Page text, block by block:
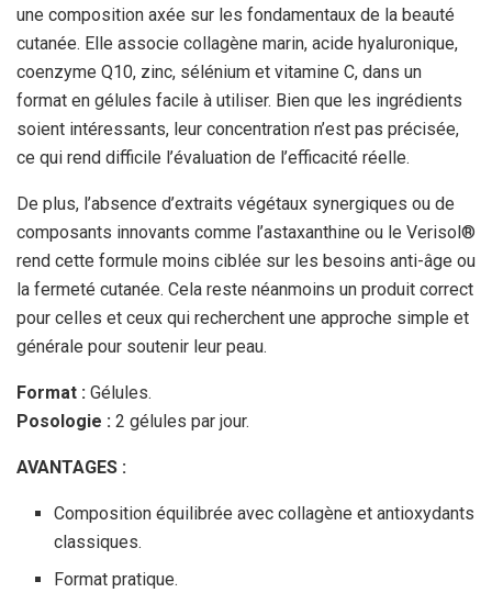
une composition axée sur les fondamentaux de la beauté
cutanée. Elle associe collagène marin, acide hyaluronique,
coenzyme Q10, zinc, sélénium et vitamine C, dans un
format en gélules facile à utiliser. Bien que les ingrédients
soient intéressants, leur concentration n’est pas précisée,
ce qui rend difficile l’évaluation de l’efficacité réelle.
De plus, l’absence d’extraits végétaux synergiques ou de
composants innovants comme l’astaxanthine ou le Verisol®
rend cette formule moins ciblée sur les besoins anti-âge ou
la fermeté cutanée. Cela reste néanmoins un produit correct
pour celles et ceux qui recherchent une approche simple et
générale pour soutenir leur peau.
Format : Gélules.
Posologie : 2 gélules par jour.
AVANTAGES :
Composition équilibrée avec collagène et antioxydants
classiques.
Format pratique.